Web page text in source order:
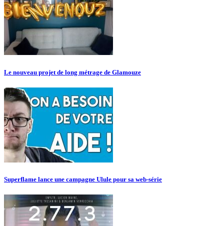
Le nouveau projet de long métrage de Glamouze
Superflame lance une campagne Ulule pour sa web-série